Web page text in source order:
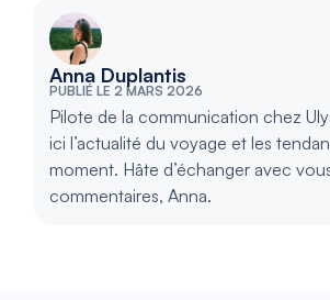
Anna Duplantis
PUBLIÉ LE 2 MARS 2026
Pilote de la communication chez
ici l’actualité du voyage et les
moment. Hâte d’échanger avec
commentaires, Anna.